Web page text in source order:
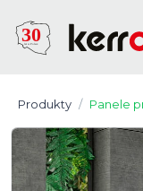
Produkty Panele